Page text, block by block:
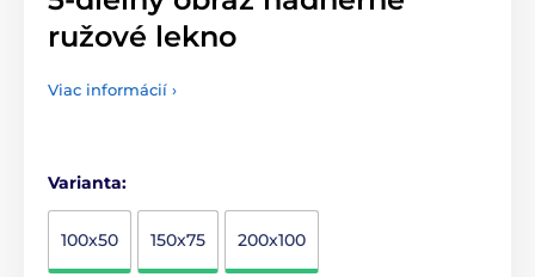
ružové lekno
Viac informácií ›
Varianta:
100x50 150x75 200x100